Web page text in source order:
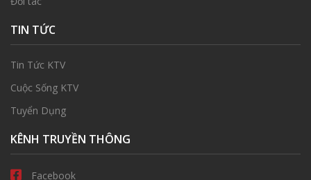
TIN TỨC
Tin Tức KTV
Cuộc Sống KTV
Tuyển Dụng
KÊNH TRUYỀN THÔNG
Facebook